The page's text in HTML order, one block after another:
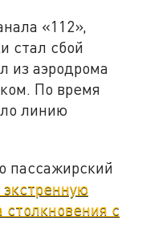
«112»,
стал сбой
из аэродрома
По время
линию
пассажирский
с